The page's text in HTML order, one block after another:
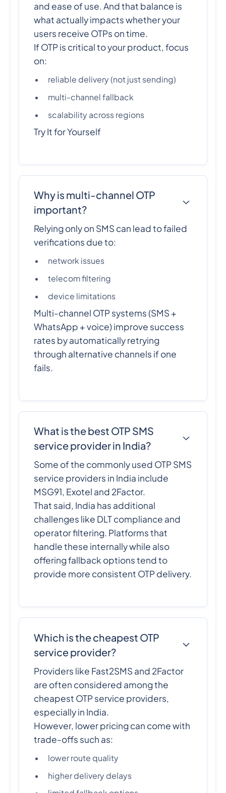
and ease of use. And that balance is
what actually impacts whether your
users receive OTPs on time.
If OTP is critical to your product, focus
on:
reliable delivery (not just sending)
multi-channel fallback
scalability across regions
Try It for Yourself
Why is multi-channel OTP
important?
Relying only on SMS can lead to failed
verifications due to:
network issues
telecom filtering
device limitations
Multi-channel OTP systems (SMS +
WhatsApp + voice) improve success
rates by automatically retrying
through alternative channels if one
fails.
What is the best OTP SMS
service provider in India?
Some of the commonly used OTP SMS
service providers in India include
MSG91, Exotel and 2Factor.
That said, India has additional
challenges like DLT compliance and
operator filtering. Platforms that
handle these internally while also
offering fallback options tend to
provide more consistent OTP delivery.
Which is the cheapest OTP
service provider?
Providers like Fast2SMS and 2Factor
are often considered among the
cheapest OTP service providers,
especially in India.
However, lower pricing can come with
trade-offs such as:
lower route quality
higher delivery delays